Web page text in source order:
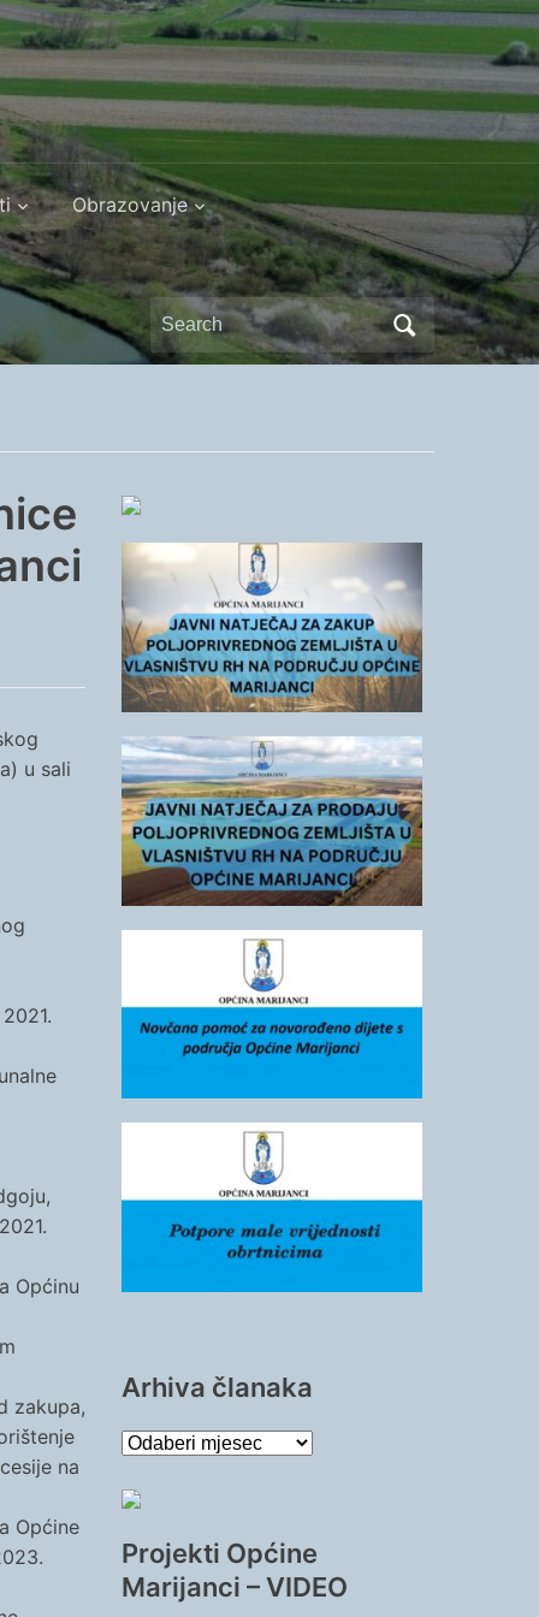
Obrazovanje
Search
for:
u sali
Općinu
zakupa,
na
Općine
Arhiva članaka
Arhiva
Projekti Općine
Marijanci – VIDEO